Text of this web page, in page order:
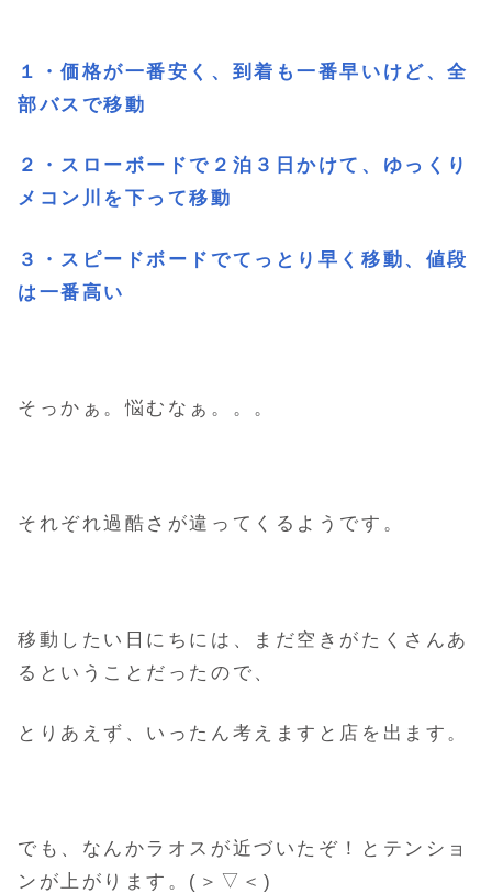
１・価格が一番安く、到着も一番早いけど、全
部バスで移動
２・スローボードで２泊３日かけて、ゆっくり
メコン川を下って移動
３・スピードボードでてっとり早く移動、値段
は一番高い
そっかぁ。悩むなぁ。。。
それぞれ過酷さが違ってくるようです。
移動したい日にちには、まだ空きがたくさんあ
るということだったので、
とりあえず、いったん考えますと店を出ます。
でも、なんかラオスが近づいたぞ！とテンショ
ンが上がります。(＞▽＜)